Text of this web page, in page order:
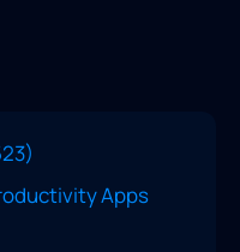
Apps